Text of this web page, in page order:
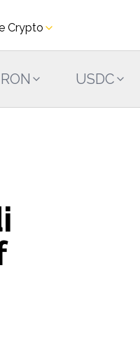
Crypto
USDC